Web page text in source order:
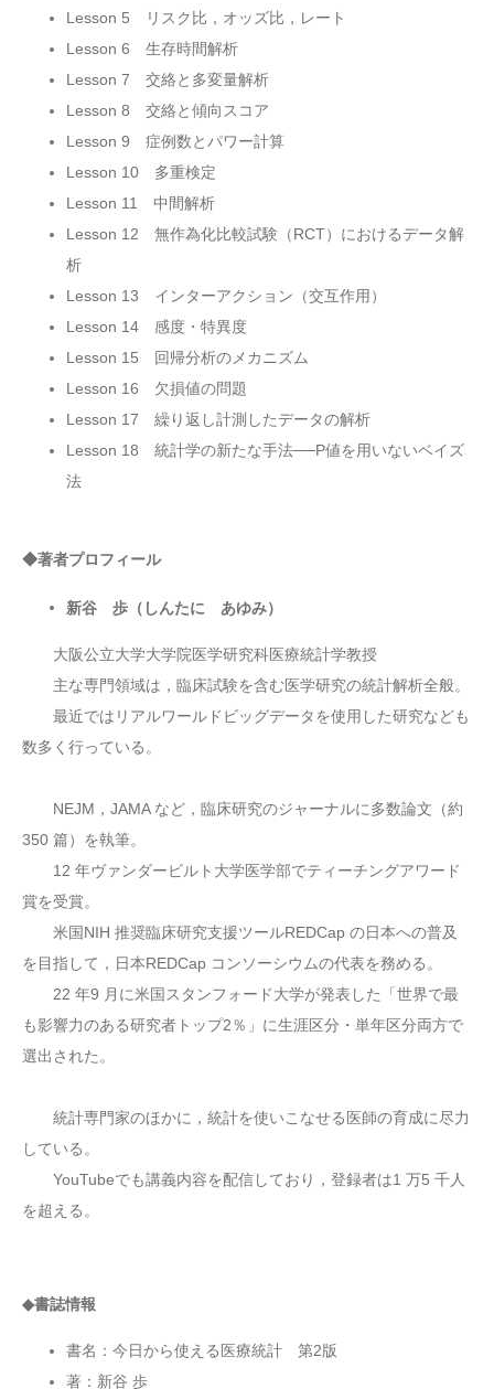
Lesson 5 リスク比，オッズ比，レート
Lesson 6 生存時間解析
Lesson 7 交絡と多変量解析
Lesson 8 交絡と傾向スコア
Lesson 9 症例数とパワー計算
Lesson 10 多重検定
Lesson 11 中間解析
Lesson 12 無作為化比較試験（RCT）におけるデータ解
析
Lesson 13 インターアクション（交互作用）
Lesson 14 感度・特異度
Lesson 15 回帰分析のメカニズム
Lesson 16 欠損値の問題
Lesson 17 繰り返し計測したデータの解析
Lesson 18 統計学の新たな手法──P値を用いないベイズ
法
◆著者プロフィール
新谷 歩（しんたに あゆみ）
大阪公立大学大学院医学研究科医療統計学教授
主な専門領域は，臨床試験を含む医学研究の統計解析全般。
最近ではリアルワールドビッグデータを使用した研究なども
数多く行っている。
NEJM，JAMA など，臨床研究のジャーナルに多数論文（約
350 篇）を執筆。
12 年ヴァンダービルト大学医学部でティーチングアワード
賞を受賞。
米国NIH 推奨臨床研究支援ツールREDCap の日本への普及
を目指して，日本REDCap コンソーシウムの代表を務める。
22 年9 月に米国スタンフォード大学が発表した「世界で最
も影響力のある研究者トップ2％」に生涯区分・単年区分両方で
選出された。
統計専門家のほかに，統計を使いこなせる医師の育成に尽力
している。
YouTubeでも講義内容を配信しており，登録者は1 万5 千人
を超える。
◆書誌情報
書名：今日から使える医療統計 第2版
著：新谷 歩